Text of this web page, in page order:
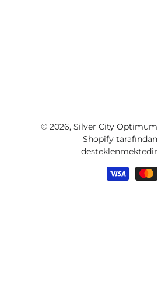
© 2026, Silver City Optimum
Shopify tarafından
desteklenmektedir